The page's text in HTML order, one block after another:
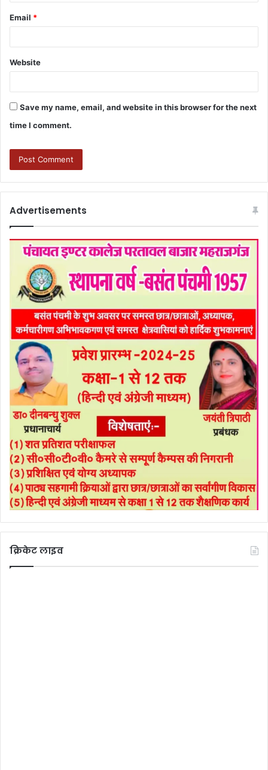
Email *
Website
Save my name, email, and website in this browser for the next
time I comment.
Advertisements
क्रिकेट लाइव